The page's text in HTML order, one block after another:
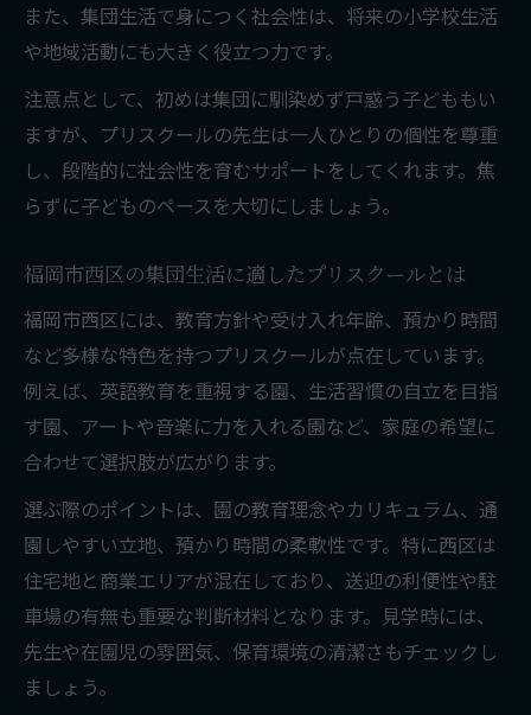
また、集団生活で身につく社会性は、将来の小学校生活
や地域活動にも大きく役立つ力です。
注意点として、初めは集団に馴染めず戸惑う子どももい
ますが、プリスクールの先生は一人ひとりの個性を尊重
し、段階的に社会性を育むサポートをしてくれます。焦
らずに子どものペースを大切にしましょう。
福岡市西区の集団生活に適したプリスクールとは
福岡市西区には、教育方針や受け入れ年齢、預かり時間
など多様な特色を持つプリスクールが点在しています。
例えば、英語教育を重視する園、生活習慣の自立を目指
す園、アートや音楽に力を入れる園など、家庭の希望に
合わせて選択肢が広がります。
選ぶ際のポイントは、園の教育理念やカリキュラム、通
園しやすい立地、預かり時間の柔軟性です。特に西区は
住宅地と商業エリアが混在しており、送迎の利便性や駐
車場の有無も重要な判断材料となります。見学時には、
先生や在園児の雰囲気、保育環境の清潔さもチェックし
ましょう。